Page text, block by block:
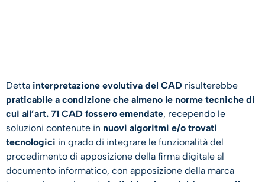
Detta interpretazione evolutiva del CAD risulterebbe
praticabile a condizione che almeno le norme tecniche di
cui all’art. 71 CAD fossero emendate, recependo le
soluzioni contenute in nuovi algoritmi e/o trovati
tecnologici in grado di integrare le funzionalità del
procedimento di apposizione della firma digitale al
documento informatico, con apposizione della marca